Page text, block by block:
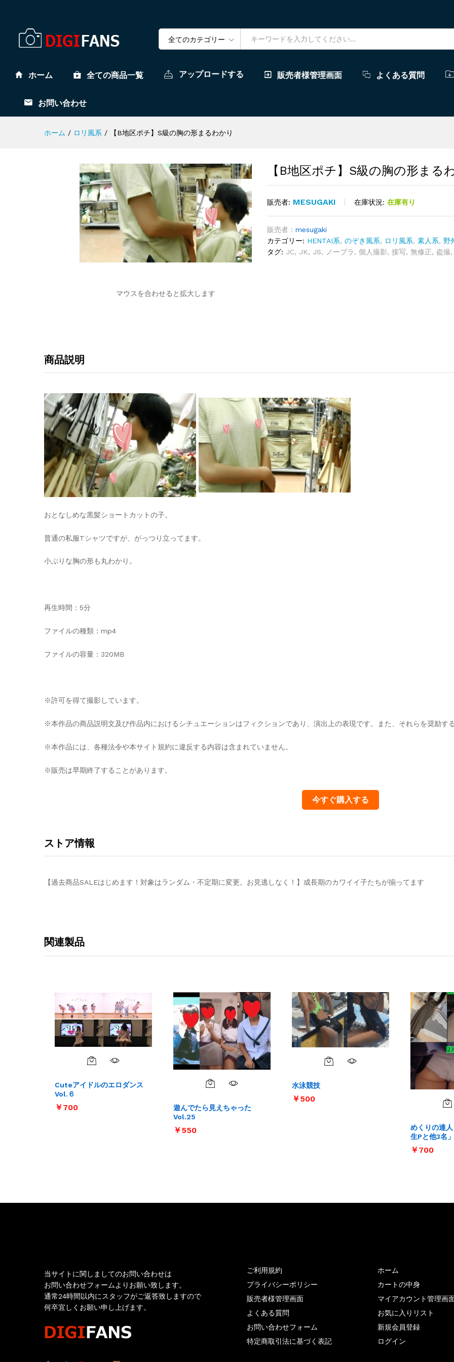
全てのカテゴリー
ホーム 全ての商品一覧 アップロードする 販売者様管理画面 よくある質問
お問い合わせ
ホーム / ロリ風系 / 【B地区ポチ】S級の胸の形まるわかり
マウスを合わせると拡大します
【B地区ポチ】S級の胸の形まる
販売者: MESUGAKI 在庫状況: 在庫有り
販売者 : mesugaki
カテゴリー: HENTAI系, のぞき風系, ロリ風系, 素人系, 野
タグ: JC, JK, JS, ノーブラ, 個人撮影, 接写, 無修正, 盗撮,
商品説明
おとなしめな黒髪ショートカットの子。
普通の私服Tシャツですが、がっつり立ってます。
小ぶりな胸の形も丸わかり。
再生時間：5分
ファイルの種類：mp4
ファイルの容量：320MB
※許可を得て撮影しています。
※本作品の商品説明文及び作品内におけるシチュエーションはフィクションであり、演出上の表現です。また、それらを奨励す
※本作品には、各種法令や本サイト規約に違反する内容は含まれていません。
※販売は早期終了することがあります。
今すぐ購入する
ストア情報
【過去商品SALEはじめます！対象はランダム・不定期に変更。お見逃しなく！】成長期のカワイイ子たちが揃ってます
関連製品
Cuteアイドルのエロダンス
Vol.６
￥700
￥700
遊んでたら見えちゃった
Vol.25
￥550
￥550
水泳競技
￥500
￥500
めくりの達
生Pと他3名」
￥700
￥700
当サイトに関しましてのお問い合わせは
お問い合わせフォームよりお願い致します。
通常24時間以内にスタッフがご返答致しますので
何卒宜しくお願い申し上げます。
ご利用規約
プライバシーポリシー
販売者様管理画面
よくある質問
お問い合わせフォーム
特定商取引法に基づく表記
ホーム
カートの中身
マイアカウント管理画
お気に入りリスト
新規会員登録
ログイン